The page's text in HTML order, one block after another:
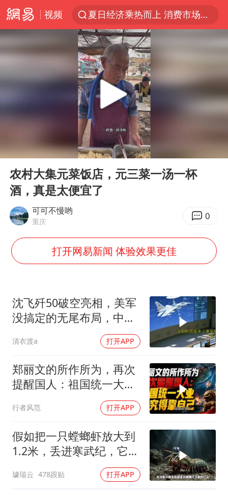
视频
夏日经济乘热而上 消费市场向新而行
美将每月供乌爱国者拦截导弹
独闯南太行的失联女生最后轨迹已确认
白海豚北上或致京津冀暴雨
上海全力守护市民“菜篮子”
暑期研学游升温 在旅途中增长知识
宝妈给四胞胎取名平安喜乐
BLG经理辟谣Bin离队
总书记点赞的非遗苗绣焕发新生机
Play
00:00
农村大集元菜饭店，元三菜一汤一杯
酒，真是太便宜了
可可不慢哟
重庆 0
打开网易新闻 体验效果更佳
沈飞歼50破空亮相，美军
没搞定的无尾布局，中国
清衣渡a 打开APP
郑丽文的所作所为，再次
提醒国人：祖国统一大
业，终究得靠自己！
行者风范 打开APP
假如把一只螳螂虾放大到
1.2米，丢进寒武纪，它能
璩瑞云 478跟贴 打开APP